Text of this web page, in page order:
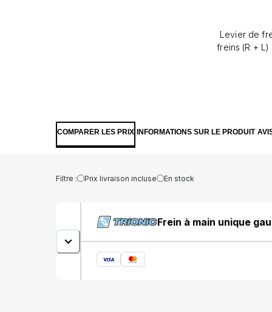
Levier de
freins (R + L)
COMPARER LES PRIX INFORMATIONS SUR LE PRODUIT
Filtre : Prix livraison incluse En stock
Frein à main unique